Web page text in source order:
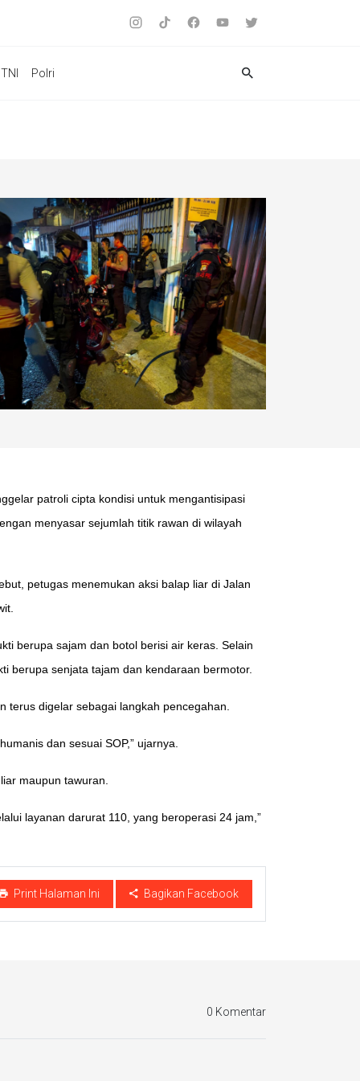
TNI Polri
patroli cipta kondisi untuk mengantisipasi
menyasar sejumlah titik rawan di wilayah
petugas menemukan aksi balap liar di Jalan
berupa sajam dan botol berisi air keras. Selain
berupa senjata tajam dan kendaraan bermotor.
terus digelar sebagai langkah pencegahan.
dan sesuai SOP,” ujarnya.
maupun tawuran.
layanan darurat 110, yang beroperasi 24 jam,”
Print Halaman Ini Bagikan Facebook
0 Komentar